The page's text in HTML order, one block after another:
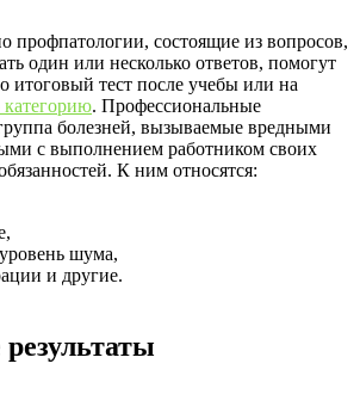
профпатологии, состоящие из вопросов,
один или несколько ответов, помогут
итоговый тест после учебы или на
. Профессиональные
болезней, вызываемые вредными
с выполнением работником своих
К ним относятся:
шума,
и другие.